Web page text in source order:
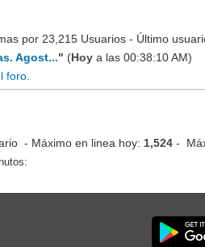
por 23,215 Usuarios - Último
Agost..." (Hoy a las 00:38:10 AM)
foro.
- Máximo en linea hoy: 1,524 -